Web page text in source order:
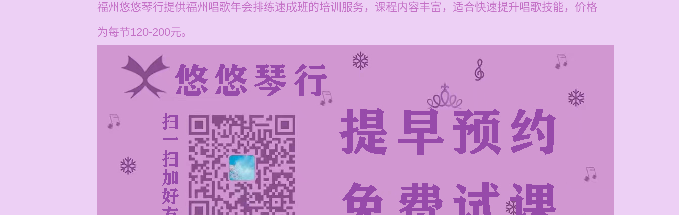
福州悠悠琴行提供福州唱歌年会排练速成班的培训服务，课程内容丰富，适合快速提升唱歌技能，价格
为每节120-200元。